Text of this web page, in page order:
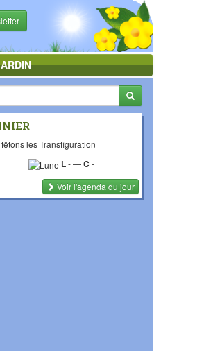
les Transfiguration
L-—C-
Voir l'agenda du jour